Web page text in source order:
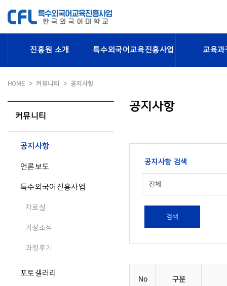
진흥원 소개 특수외국어교육진흥사업 교육과
HOME 커뮤니티 공지사항
커뮤니티
공지사항
언론보도
특수외국어진흥사업
자료실
과정소식
과정후기
포토갤러리
공지사항
공지사항 검색
전체
검색
No 구분